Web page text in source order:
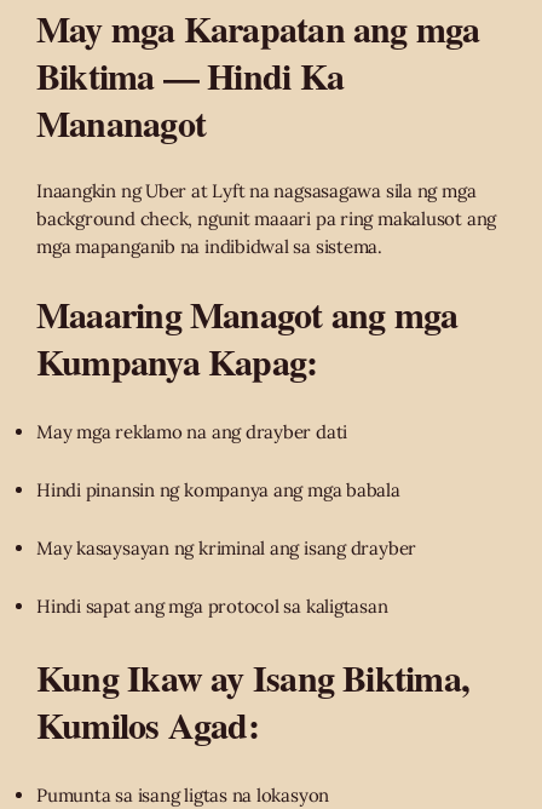
May mga Karapatan ang mga
Biktima — Hindi Ka
Mananagot
Inaangkin ng Uber at Lyft na nagsasagawa sila ng mga
background check, ngunit maaari pa ring makalusot ang
mga mapanganib na indibidwal sa sistema.
Maaaring Managot ang mga
Kumpanya Kapag:
May mga reklamo na ang drayber dati
Hindi pinansin ng kompanya ang mga babala
May kasaysayan ng kriminal ang isang drayber
Hindi sapat ang mga protocol sa kaligtasan
Kung Ikaw ay Isang Biktima,
Kumilos Agad:
Pumunta sa isang ligtas na lokasyon